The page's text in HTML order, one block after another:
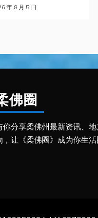
年 8 月 5 日
佛圈
你分享柔佛州最新资讯、
，让《柔佛圈》成为你生活